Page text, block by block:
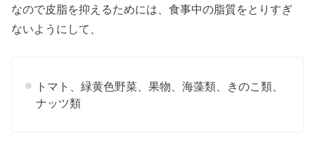
なので皮脂を抑えるためには、食事中の脂質をとりすぎ
ないようにして、
トマト、緑黄色野菜、果物、海藻類、きのこ類、
ナッツ類